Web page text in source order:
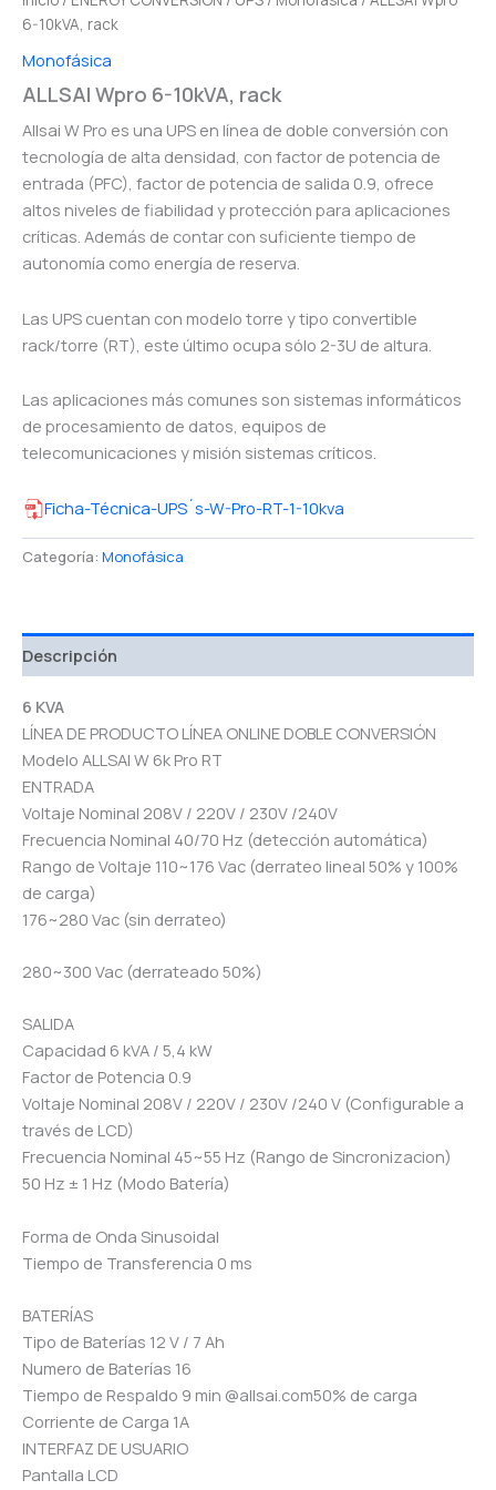
6-10kVA, rack
Monofásica
ALLSAI Wpro 6-10kVA, rack
Allsai W Pro es una UPS en línea de doble conversión con
tecnología de alta densidad, con factor de potencia de
entrada (PFC), factor de potencia de salida 0.9, ofrece
altos niveles de fiabilidad y protección para aplicaciones
críticas. Además de contar con suficiente tiempo de
autonomía como energía de reserva.
Las UPS cuentan con modelo torre y tipo convertible
rack/torre (RT), este último ocupa sólo 2-3U de altura.
Las aplicaciones más comunes son sistemas informáticos
de procesamiento de datos, equipos de
telecomunicaciones y misión sistemas críticos.
Ficha-Técnica-UPS´s-W-Pro-RT-1-10kva
Categoría: Monofásica
Descripción
6 KVA
LÍNEA DE PRODUCTO LÍNEA ONLINE DOBLE CONVERSIÓN
Modelo ALLSAI W 6k Pro RT
ENTRADA
Voltaje Nominal 208V / 220V / 230V /240V
Frecuencia Nominal 40/70 Hz (detección automática)
Rango de Voltaje 110~176 Vac (derrateo lineal 50% y 100%
de carga)
176~280 Vac (sin derrateo)
280~300 Vac (derrateado 50%)
SALIDA
Capacidad 6 kVA / 5,4 kW
Factor de Potencia 0.9
Voltaje Nominal 208V / 220V / 230V /240 V (Configurable a
través de LCD)
Frecuencia Nominal 45~55 Hz (Rango de Sincronizacion)
50 Hz ± 1 Hz (Modo Batería)
Forma de Onda Sinusoidal
Tiempo de Transferencia 0 ms
BATERÍAS
Tipo de Baterías 12 V / 7 Ah
Numero de Baterías 16
Tiempo de Respaldo 9 min @allsai.com50% de carga
Corriente de Carga 1A
INTERFAZ DE USUARIO
Pantalla LCD